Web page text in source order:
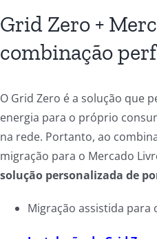
Grid Zero +
combinação
O Grid Zero é a solução que
energia para o próprio
na rede. Portanto, ao
migração para o Mercado
solução personalizada de
Migração assistida para